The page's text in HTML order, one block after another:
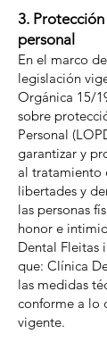
3.
personal
En el marco
legislación
Orgánica 15/
sobre
Personal
garantizar y
al tratamiento
libertades y
las personas
honor e
Dental Fleitas
que: Clínica
las medidas
conforme a lo
vigente.